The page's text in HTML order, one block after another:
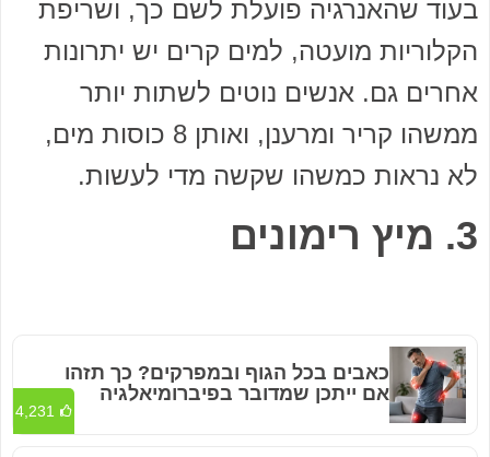
בעוד שהאנרגיה פועלת לשם כך, ושריפת
הקלוריות מועטה, למים קרים יש יתרונות
אחרים גם. אנשים נוטים לשתות יותר
ממשהו קריר ומרענן, ואותן 8 כוסות מים,
לא נראות כמשהו שקשה מדי לעשות.
3. מיץ רימונים
כאבים בכל הגוף ובמפרקים? כך תזהו
אם ייתכן שמדובר בפיברומיאלגיה
4,231